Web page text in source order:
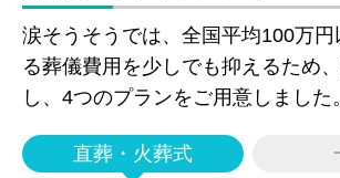
涙そうそうでは、全国平均100万
る葬儀費用を少しでも抑えるため
し、4つのプランをご用意しました。
直葬・火葬式